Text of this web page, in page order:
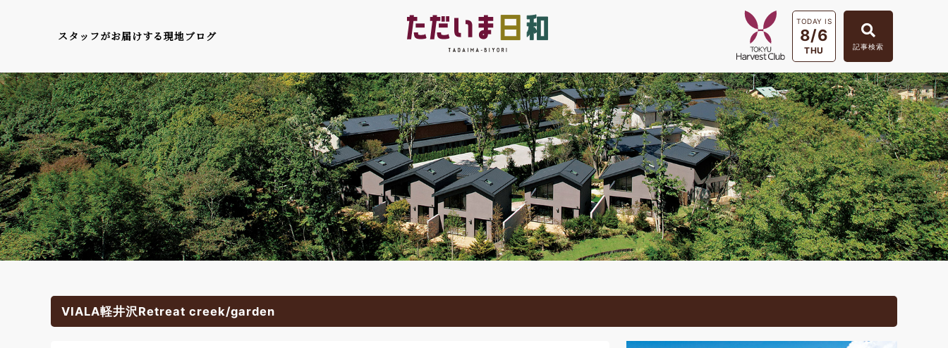
スタッフがお届けする現地ブログ
TODAY IS
8/6
THU 記事検索
VIALA軽井沢Retreat creek/garden